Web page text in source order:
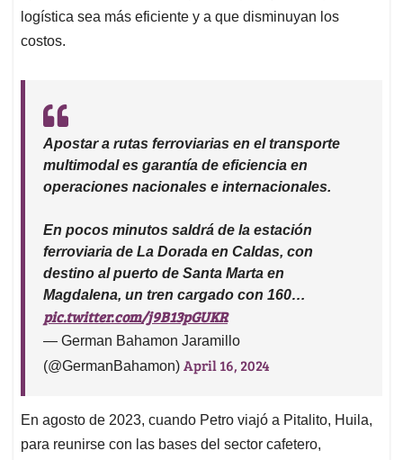
logística sea más eficiente y a que disminuyan los
costos.
Apostar a rutas ferroviarias en el transporte
multimodal es garantía de eficiencia en
operaciones nacionales e internacionales.
En pocos minutos saldrá de la estación
ferroviaria de La Dorada en Caldas, con
destino al puerto de Santa Marta en
Magdalena, un tren cargado con 160…
pic.twitter.com/j9B13pGUKR
— German Bahamon Jaramillo
(@GermanBahamon) April 16, 2024
En agosto de 2023, cuando Petro viajó a Pitalito, Huila,
para reunirse con las bases del sector cafetero,